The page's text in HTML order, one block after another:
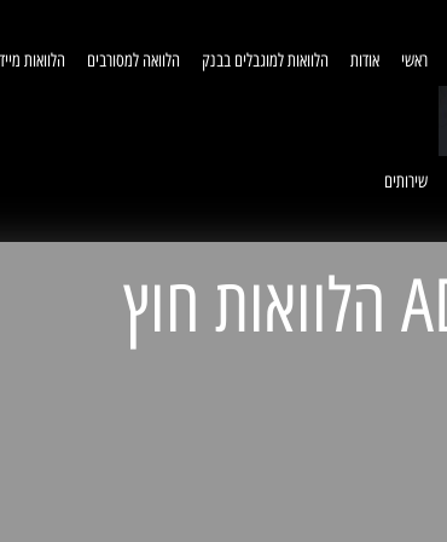
ראשי אודות הלוואות למוגבלים בבנק הלוואה למסורבים הלוואות
שירותים
ADAMSHARON הלוואות חוץ